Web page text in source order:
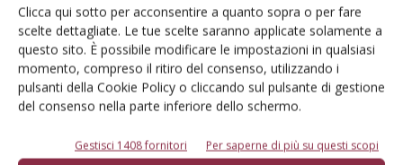
Clicca qui sotto per acconsentire a quanto sopra o per fare
scelte dettagliate. Le tue scelte saranno applicate solamente a
questo sito. È possibile modificare le impostazioni in qualsiasi
momento, compreso il ritiro del consenso, utilizzando i
pulsanti della Cookie Policy o cliccando sul pulsante di gestione
del consenso nella parte inferiore dello schermo.
Gestisci 1408 fornitori Per saperne di più su questi scopi
Cerca adesso
L'Esperto risponde